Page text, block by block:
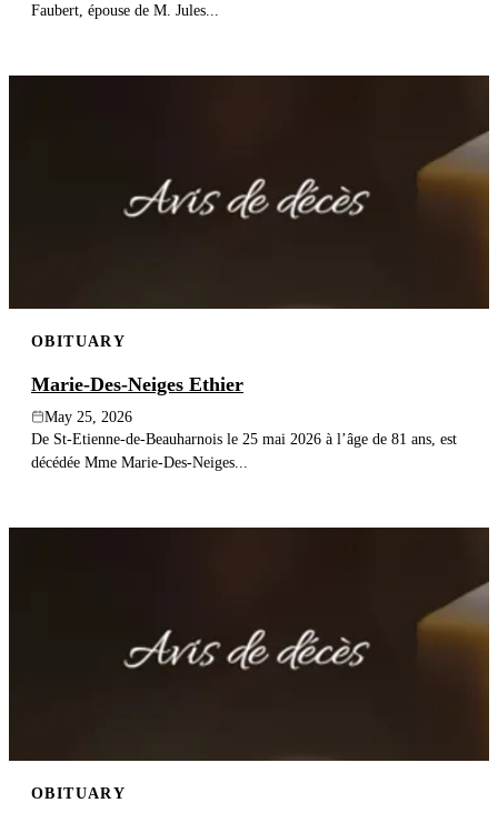
Faubert, épouse de M. Jules...
OBITUARY
Marie-Des-Neiges Ethier
May 25, 2026
De St-Etienne-de-Beauharnois le 25 mai 2026 à l’âge de 81 ans, est
décédée Mme Marie-Des-Neiges...
OBITUARY